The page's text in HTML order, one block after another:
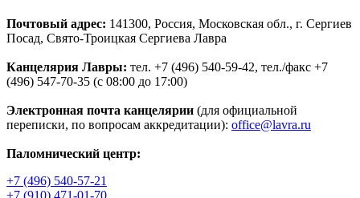
Почтовый адрес: 141300, Россия, Московская обл., г. Сергиев
Посад, Свято-Троицкая Сергиева Лавра
Канцелярия Лавры: тел. +7 (496) 540-59-42, тел./факс +7
(496) 547-70-35 (с 08:00 до 17:00)
Электронная почта канцелярии (для официальной
переписки, по вопросам аккредитации): office@lavra.ru
Паломнический центр:
+7 (496) 540-57-21